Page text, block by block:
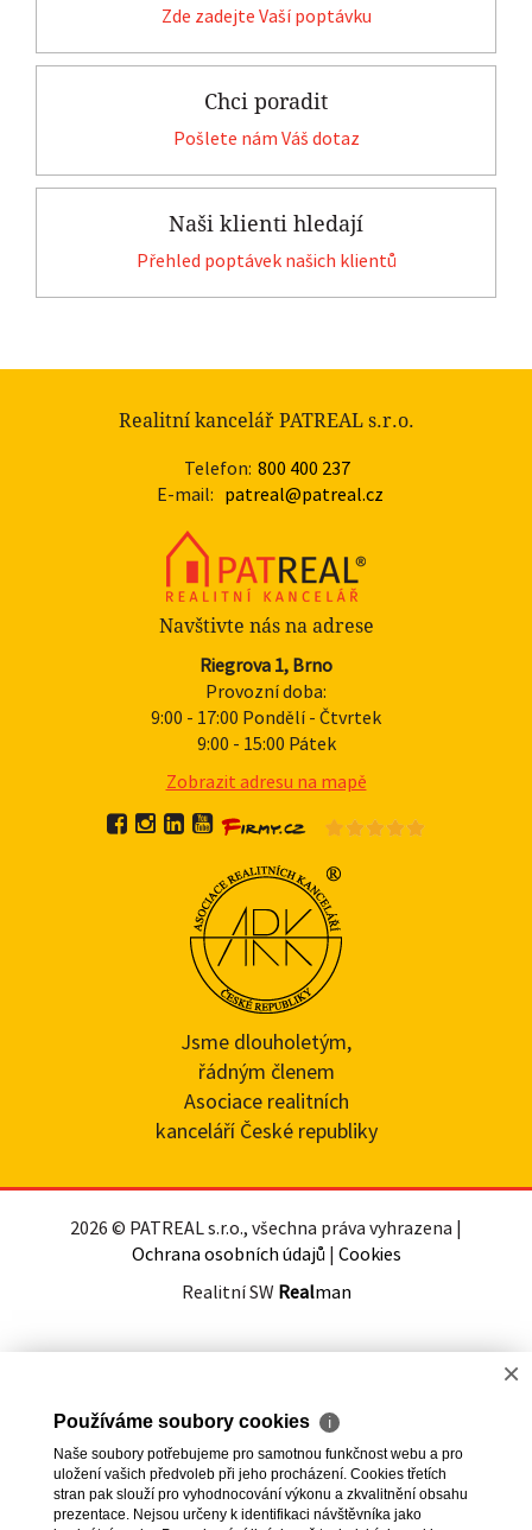
Zde zadejte Vaší poptávku
Chci poradit
Pošlete nám Váš dotaz
Naši klienti hledají
Přehled poptávek našich klientů
Realitní kancelář PATREAL s.r.o.
Telefon: 800 400 237
E-mail: patreal@patreal.cz
Navštivte nás na adrese
Riegrova 1, Brno
Provozní doba:
9:00 - 17:00 Pondělí - Čtvrtek
9:00 - 15:00 Pátek
Zobrazit adresu na mapě
Jsme dlouholetým,
řádným členem
Asociace realitních
kanceláří České republiky
2026 © PATREAL s.r.o., všechna práva vyhrazena |
Ochrana osobních údajů | Cookies
Realitní SW Realman
×
Používáme soubory cookies ℹ
Naše soubory potřebujeme pro samotnou funkčnost webu a pro
uložení vašich předvoleb při jeho procházení. Cookies třetích
stran pak slouží pro vyhodnocování výkonu a zkvalitnění obsahu
prezentace. Nejsou určeny k identifikaci návštěvníka jako